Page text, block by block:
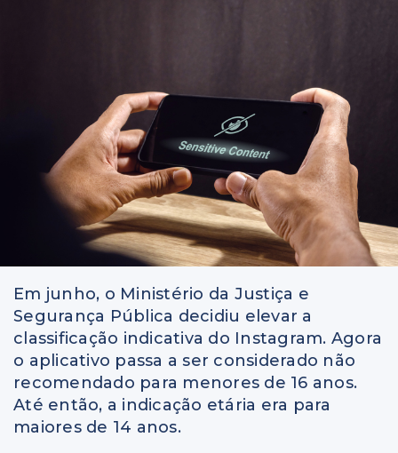
Em junho, o Ministério da Justiça e
Segurança Pública decidiu elevar a
classificação indicativa do Instagram. Agora
o aplicativo passa a ser considerado não
recomendado para menores de 16 anos.
Até então, a indicação etária era para
maiores de 14 anos.